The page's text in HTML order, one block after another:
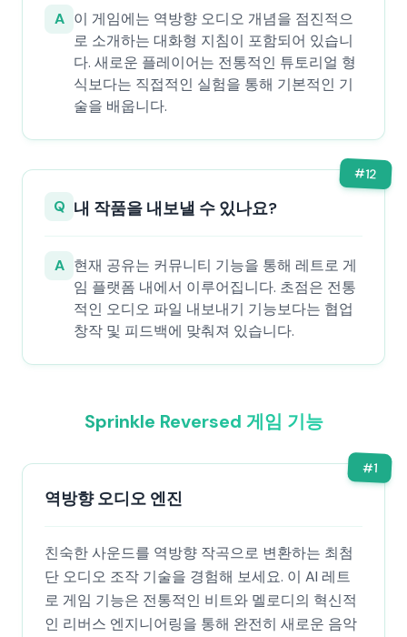
A 이 게임에는 역방향 오디오 개념을 점진적으
로 소개하는 대화형 지침이 포함되어 있습니
다. 새로운 플레이어는 전통적인 튜토리얼 형
식보다는 직접적인 실험을 통해 기본적인 기
술을 배웁니다.
#12
Q 내 작품을 내보낼 수 있나요?
A 현재 공유는 커뮤니티 기능을 통해 레트로 게
임 플랫폼 내에서 이루어집니다. 초점은 전통
적인 오디오 파일 내보내기 기능보다는 협업
창작 및 피드백에 맞춰져 있습니다.
Sprinkle Reversed 게임 기능
#1
역방향 오디오 엔진
친숙한 사운드를 역방향 작곡으로 변환하는 최첨
단 오디오 조작 기술을 경험해 보세요. 이 AI 레트
로 게임 기능은 전통적인 비트와 멜로디의 혁신적
인 리버스 엔지니어링을 통해 완전히 새로운 음악